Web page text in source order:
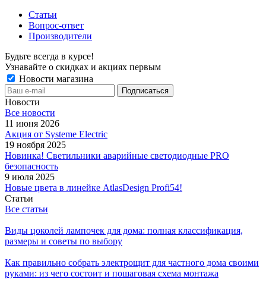
Статьи
Вопрос-ответ
Производители
Будьте всегда в курсе!
Узнавайте о скидках и акциях первым
Новости магазина
Новости
Все новости
11 июня 2026
Акция от Systeme Electric
19 ноября 2025
Новинка! Светильники аварийные светодиодные PRO
безопасность
9 июля 2025
Новые цвета в линейке AtlasDesign Profi54!
Статьи
Все статьи
Виды цоколей лампочек для дома: полная классификация,
размеры и советы по выбору
Как правильно собрать электрощит для частного дома своими
руками: из чего состоит и пошаговая схема монтажа